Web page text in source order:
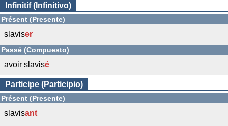
Infinitif (Infinitivo)
Présent (Presente)
slaviser
Passé (Compuesto)
avoir slavisé
Participe (Participio)
Présent (Presente)
slavisant